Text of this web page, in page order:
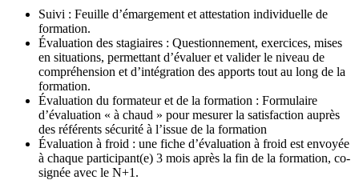
Suivi : Feuille d’émargement et attestation individuelle de
formation.
Évaluation des stagiaires : Questionnement, exercices, mises
en situations, permettant d’évaluer et valider le niveau de
compréhension et d’intégration des apports tout au long de la
formation.
Évaluation du formateur et de la formation : Formulaire
d’évaluation « à chaud » pour mesurer la satisfaction auprès
des référents sécurité à l’issue de la formation
Évaluation à froid : une fiche d’évaluation à froid est envoyée
à chaque participant(e) 3 mois après la fin de la formation, co-
signée avec le N+1.